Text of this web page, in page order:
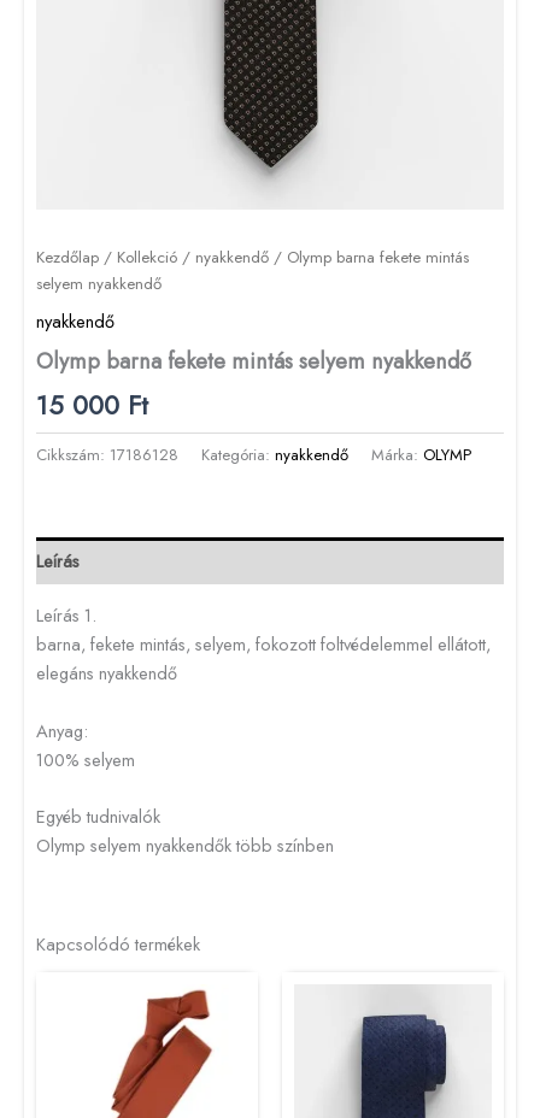
Kezdőlap / Kollekció / nyakkendő / Olymp barna fekete mintás
selyem nyakkendő
nyakkendő
Olymp barna fekete mintás selyem nyakkendő
15 000 Ft
Cikkszám: 17186128 Kategória: nyakkendő Márka: OLYMP
Leírás
Leírás 1.
barna, fekete mintás, selyem, fokozott foltvédelemmel ellátott,
elegáns nyakkendő
Anyag:
100% selyem
Egyéb tudnivalók
Olymp selyem nyakkendők több színben
Kapcsolódó termékek